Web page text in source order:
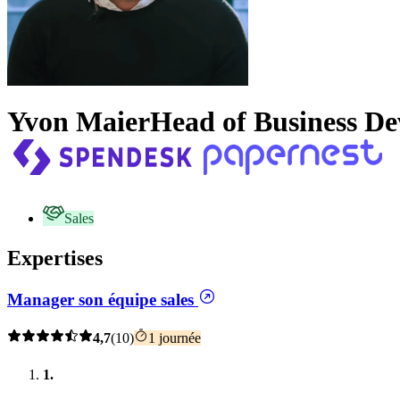
Yvon MaierHead of Business
Sales
Expertises
Manager son équipe sales
4,7(10) 1 journée
1.